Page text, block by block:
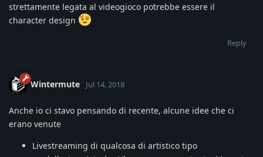
strettamente legata al videogioco potrebbe essere il
character design
Reply
Wintermute Jul 14, 2018
Anche io ci stavo pensando di recente, alcune idee che ci
erano venute
Livestreaming di qualcosa di artistico tipo